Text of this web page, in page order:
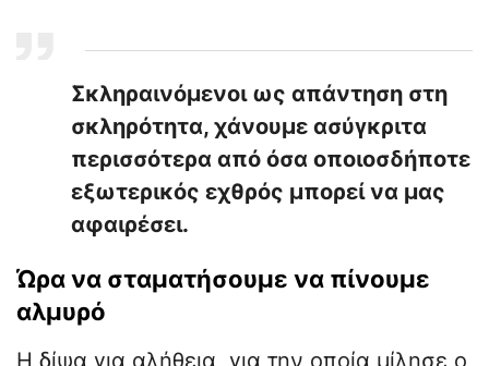
Σκληραινόμενοι ως απάντηση στη
σκληρότητα, χάνουμε ασύγκριτα
περισσότερα από όσα οποιοσδήποτε
εξωτερικός εχθρός μπορεί να μας
αφαιρέσει.
Ώρα να σταματήσουμε να πίνουμε
αλμυρό